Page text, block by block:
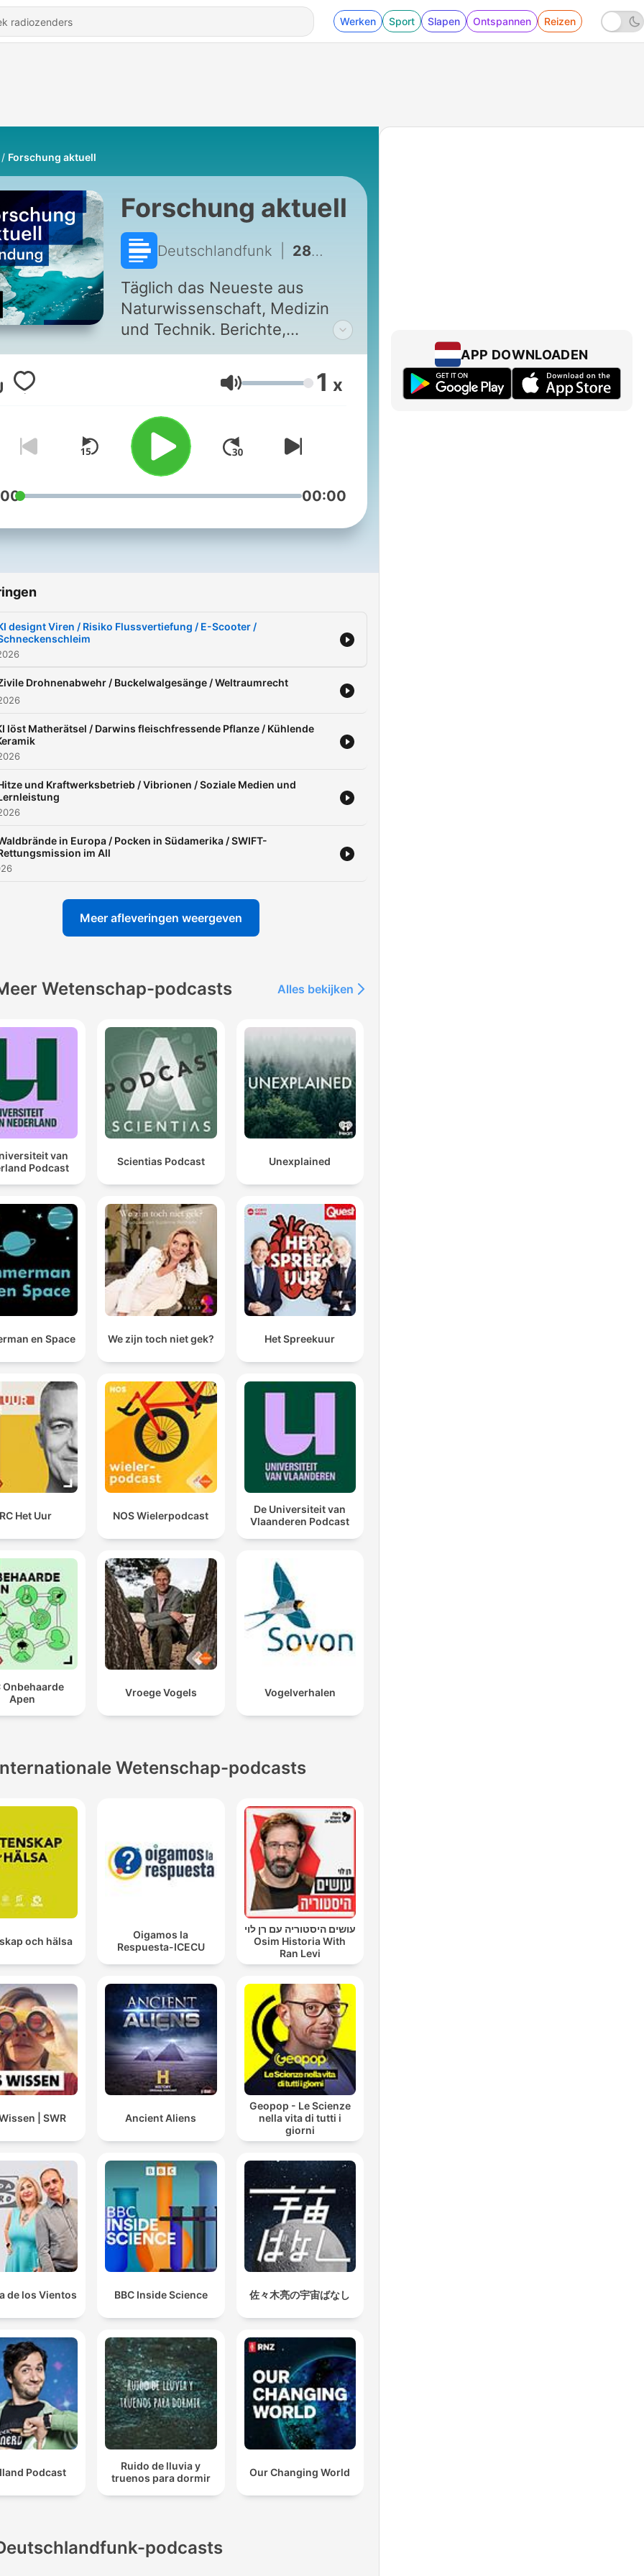
Werken Sport Slapen Ontspannen Reizen
Forschung aktuell
Forschung aktuell
Deutschlandfunk 2853 - KI designt Viren / Risiko Flussvertiefung / E-Scooter / Schneckenschleim
Täglich das Neueste aus
Naturwissenschaft, Medizin
und Technik. Berichte,
Reportagen und Interviews
aus der Welt der
Wissenschaft. Außerdem:
Wissenswertes und
Wissenschaftliches zum
Coronavirus.
Volume 1 x
00:00
designt Viren / Risiko Flussvertiefung / E-Scooter /
Drohnenabwehr / Buckelwalgesänge / Weltraumrecht
löst Matherätsel / Darwins fleischfressende Pflanze / Kühlende
und Kraftwerksbetrieb / Vibrionen / Soziale Medien und
in Europa / Pocken in Südamerika / SWIFT-
im All
Meer afleveringen weergeven
Wetenschap-podcasts Alles bekijken
van
Podcast
Scientias Podcast Unexplained
en Space We zijn toch niet gek? Het Spreekuur
Het Uur NOS Wielerpodcast
De Universiteit van
Vlaanderen Podcast
Onbehaarde
Apen
Vroege Vogels Vogelverhalen
Wetenschap-podcasts
och hälsa
Oigamos la
Respuesta-ICECU
עושים היסטוריה עם רן לוי
Osim Historia With
Ran Levi
| SWR Ancient Aliens
Geopop - Le Scienze
nella vita di tutti i
giorni
de los Vientos BBC Inside Science 佐々木亮の宇宙ばなし
Podcast
Ruido de lluvia y
truenos para dormir
Our Changing World
podcasts
APP DOWNLOADEN